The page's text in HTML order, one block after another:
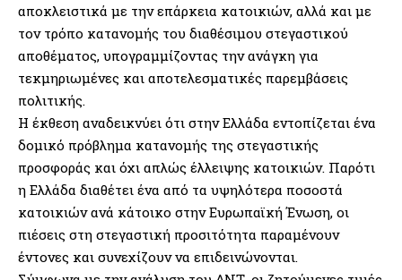
αποκλειστικά με την επάρκεια κατοικιών, αλλά και με
τον τρόπο κατανομής του διαθέσιμου στεγαστικού
αποθέματος, υπογραμμίζοντας την ανάγκη για
τεκμηριωμένες και αποτελεσματικές παρεμβάσεις
πολιτικής.
Η έκθεση αναδεικνύει ότι στην Ελλάδα εντοπίζεται ένα
δομικό πρόβλημα κατανομής της στεγαστικής
προσφοράς και όχι απλώς έλλειψης κατοικιών. Παρότι
η Ελλάδα διαθέτει ένα από τα υψηλότερα ποσοστά
κατοικιών ανά κάτοικο στην Ευρωπαϊκή Ένωση, οι
πιέσεις στη στεγαστική προσιτότητα παραμένουν
έντονες και συνεχίζουν να επιδεινώνονται.